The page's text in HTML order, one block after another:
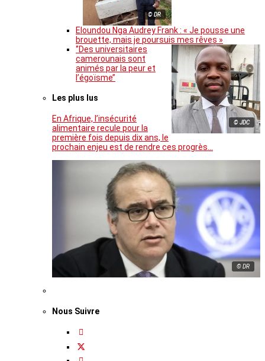
© DR
Eloundou Nga Audrey Frank : « Je pousse une
brouette, mais je poursuis mes rêves »
© JDC
‘’Des universitaires
camerounais sont
animés par la peur et
l’égoïsme’’
Les plus lus
En Afrique, l’insécurité
alimentaire recule pour la
première fois depuis dix ans, le
prochain enjeu est de rendre ces progrès…
© DR
Nous Suivre